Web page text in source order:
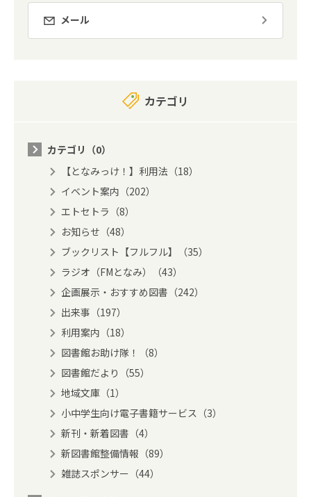
メール
カテゴリ
カテゴリ（0）
【となみっけ！】利用法（18）
イベント案内（202）
エトセトラ（8）
お知らせ（48）
ブックリスト【フルフル】（35）
ラジオ（FMとなみ）（43）
企画展示・おすすめ図書（242）
出来事（197）
利用案内（18）
図書館お助け隊！（8）
図書館だより（55）
地域文庫（1）
小中学生向け電子書籍サービス（3）
新刊・新着図書（4）
新図書館整備情報（89）
雑誌スポンサー（44）